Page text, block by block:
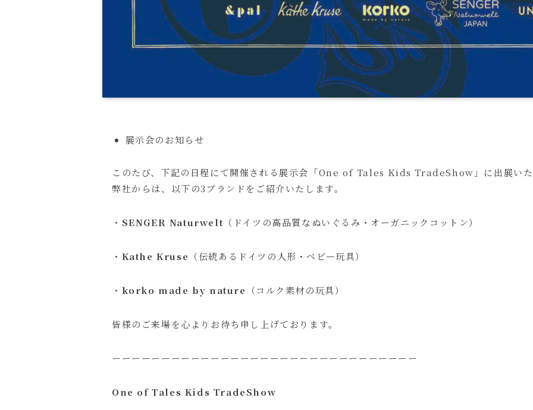
展示会のお知らせ
このたび、下記の日程にて開催される展示会「One of Tales Kids TradeShow」に出展いた
弊社からは、以下の3ブランドをご紹介いたします。
・ SENGER Naturwelt （ドイツの高品質なぬいぐるみ・オーガニックコットン）
・ Kathe Kruse （伝統あるドイツの人形・ベビー玩具）
・ korko made by nature （コルク素材の玩具）
皆様のご来場を心よりお待ち申し上げております。
ーーーーーーーーーーーーーーーーーーーーーーーーーーーーーーー
One of Tales Kids TradeShow